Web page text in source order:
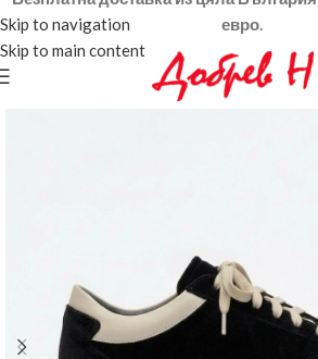
Skip to navigation
Skip to main content
евро.